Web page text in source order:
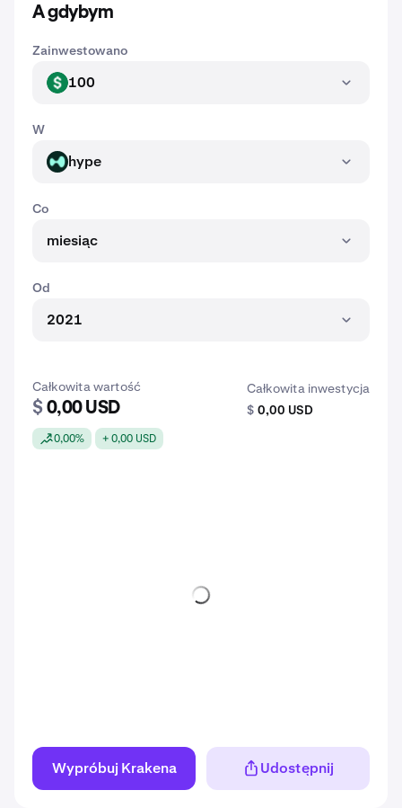
A gdybym
Zainwestowano
USD 100
W
HYPE hype
Co
miesiąc
Od
2021
Całkowita wartość
$ 0,00 USD
0,00% + 0,00 USD
Całkowita inwestycja
$ 0,00 USD
Wypróbuj Krakena Udostępnij